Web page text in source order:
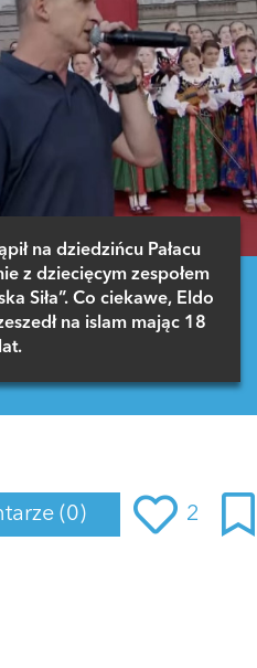
na dziedzińcu Pałacu
z dziecięcym zespołem
Siła”. Co ciekawe, Eldo
na islam mając 18
lat.
(0) 2